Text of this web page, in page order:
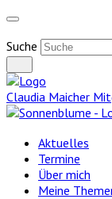
Weiter
Inhalt
Suche
Claudia Maicher
Aktuelles
Termine
Über mich
Meine